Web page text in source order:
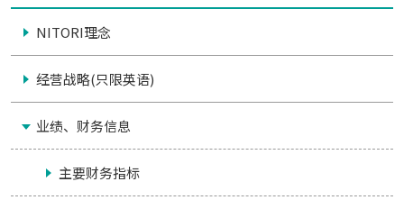
NITORI理念
经营战略(只限英语)
业绩、财务信息
主要财务指标